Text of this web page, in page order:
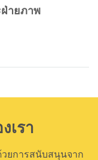
ายภาพ
เรา
วยการสนับสนุนจาก